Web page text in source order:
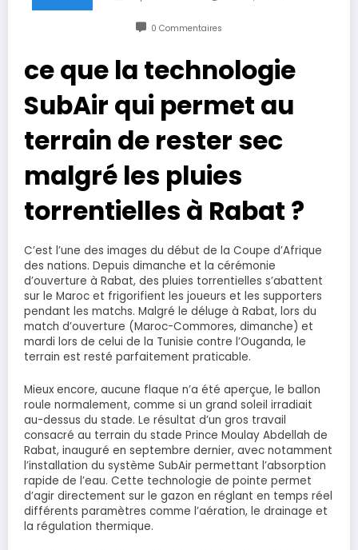
0 Commentaires
ce que la technologie
SubAir qui permet au
terrain de rester sec
malgré les pluies
torrentielles à Rabat ?
C’est l’une des images du début de la Coupe d’Afrique
des nations. Depuis dimanche et la cérémonie
d’ouverture à Rabat, des pluies torrentielles s’abattent
sur le Maroc et frigorifient les joueurs et les supporters
pendant les matchs. Malgré le déluge à Rabat, lors du
match d’ouverture (Maroc-Commores, dimanche) et
mardi lors de celui de la Tunisie contre l’Ouganda, le
terrain est resté parfaitement praticable.
Mieux encore, aucune flaque n’a été aperçue, le ballon
roule normalement, comme si un grand soleil irradiait
au-dessus du stade. Le résultat d’un gros travail
consacré au terrain du stade Prince Moulay Abdellah de
Rabat, inauguré en septembre dernier, avec notamment
l’installation du système SubAir permettant l’absorption
rapide de l’eau. Cette technologie de pointe permet
d’agir directement sur le gazon en réglant en temps réel
différents paramètres comme l’aération, le drainage et
la régulation thermique.